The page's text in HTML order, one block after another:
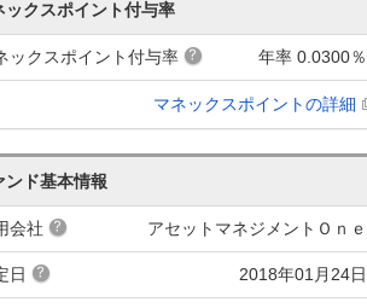
ックスポイント付与率
ックスポイント付与率 年率 0.0300％
マネックスポイントの詳細
ンド基本情報
会社 アセットマネジメントＯｎｅ
日 2018年01月24日